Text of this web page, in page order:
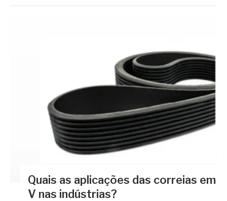
Quais as aplicações das correias em
V nas indústrias?